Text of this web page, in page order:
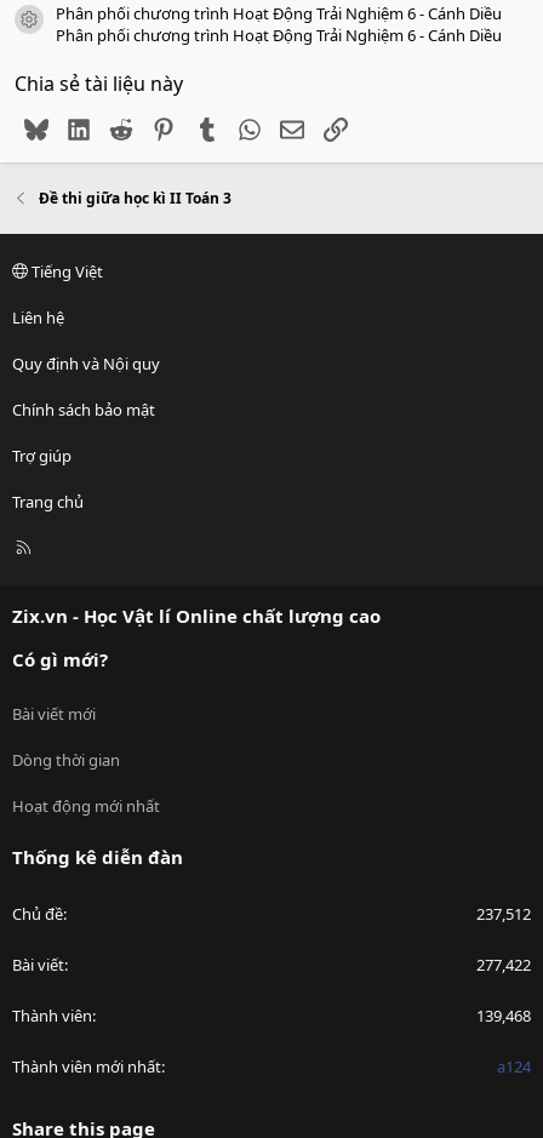
icon tài liệu
Phân phối chương trình Hoạt Động Trải Nghiệm 6 - Cánh Diều
Phân phối chương trình Hoạt Động Trải Nghiệm 6 - Cánh Diều
Chia sẻ tài liệu này
BlueskyLinkedIn
Reddit PinterestTumblr WhatsApp
EmailLink
Đề thi giữa học kì II Toán 3
Tiếng Việt
Liên hệ
Quy định và Nội quy
Chính sách bảo mật
Trợ giúp
Trang chủ
R
Zix.vn - Học Vật lí Online chất lượng cao
Có gì mới?
Bài viết mới
Dòng thời gian
Hoạt động mới nhất
Thống kê diễn đàn
Chủ đề 237,512
Bài viết 277,422
Thành viên 139,468
Thành viên mới nhất a124
Share this page